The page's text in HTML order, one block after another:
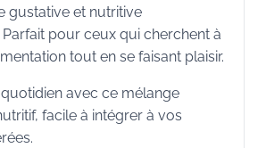
gustative et nutritive
pour ceux qui cherchent à
tout en se faisant plaisir.
avec ce mélange
facile à intégrer à vos